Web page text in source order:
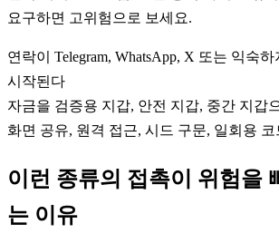
요구하면 고위험으로 보세요.
연락이 Telegram, WhatsApp, X 또는 익숙
시작된다
자금을 검증용 지갑, 안전 지갑, 중간 지갑
화면 공유, 원격 접근, 시드 구문, 일회용
이런 종류의 접촉이 위험을
는 이유